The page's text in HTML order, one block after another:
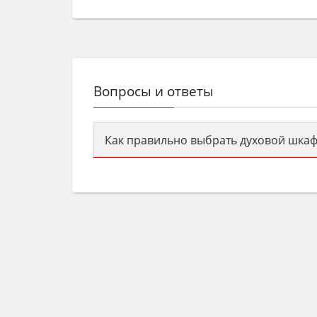
Вопросы и ответы
Как правильно выбрать духовой
семьи, класс энергопотребления не